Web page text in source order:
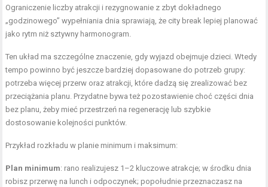
Ograniczenie liczby atrakcji i rezygnowanie z zbyt dokładnego
„godzinowego” wypełniania dnia sprawiają, że city break lepiej planować
jako rytm niż sztywny harmonogram.
Ten układ ma szczególne znaczenie, gdy wyjazd obejmuje dzieci. Wtedy
tempo powinno być jeszcze bardziej dopasowane do potrzeb grupy:
potrzeba więcej przerw oraz atrakcji, które dadzą się zrealizować bez
przeciążania planu. Przydatne bywa też pozostawienie choć części dnia
bez planu, żeby mieć przestrzeń na regenerację lub szybkie
dostosowanie kolejności punktów.
Przykład rozkładu w planie minimum i maksimum:
Plan minimum: rano realizujesz 1–2 kluczowe atrakcje; w środku dnia
robisz przerwę na lunch i odpoczynek; popołudnie przeznaczasz na